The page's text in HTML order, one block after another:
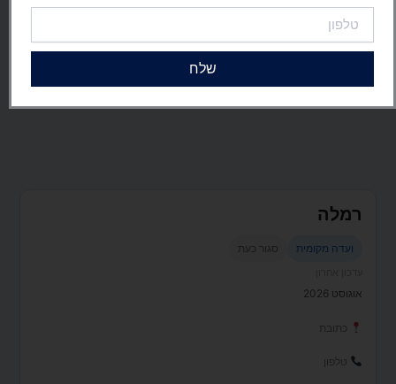
רמלה
ועדה מקומית סגור כעת
אוגוסט 2026
כתובת
טלפון
שלח